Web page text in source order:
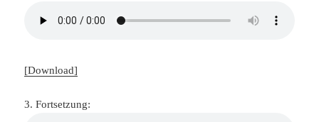
[Download]
3. Fortsetzung: